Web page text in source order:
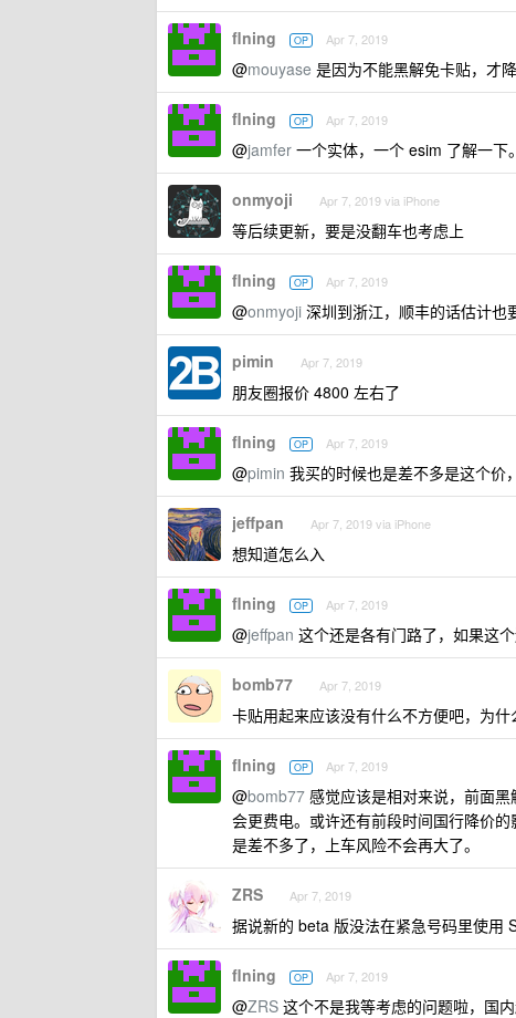
flning OP Apr 7, 2019
@mouyase 是因为不能黑解免卡贴，才
flning OP Apr 7, 2019
@jamfer 一个实体，一个 esim 了解一下。
onmyoji Apr 7, 2019 via iPhone
等后续更新，要是没翻车也考虑上
flning OP Apr 7, 2019
@onmyoji 深圳到浙江，顺丰的话估计也
pimin Apr 7, 2019
朋友圈报价 4800 左右了
flning OP Apr 7, 2019
@pimin 我买的时候也是差不多是这个价
jeffpan Apr 7, 2019 via iPhone
想知道怎么入
flning OP Apr 7, 2019
@jeffpan 这个还是各有门路了，如果这
bomb77 Apr 7, 2019
卡贴用起来应该没有什么不方便吧，为什
flning OP Apr 7, 2019
@bomb77 感觉应该是相对来说，前面
会更费电。或许还有前段时间国行降价
是差不多了，上车风险不会再大了。
ZRS Apr 7, 2019
据说新的 beta 版没法在紧急号码里使用
flning OP Apr 7, 2019
@ZRS 这个不是我等考虑的问题啦，国